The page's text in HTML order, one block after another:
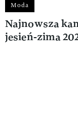
Moda
Najnowsza
jesień-zima